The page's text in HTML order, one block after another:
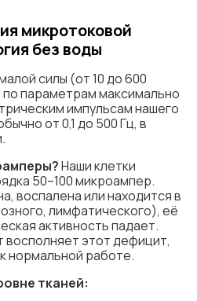
микротоковой
без воды
силы (от 10 до 600
параметрам максимально
импульсам нашего
от 0,1 до 500 Гц, в
Наши клетки
50–100 микроампер.
воспалена или находится в
лимфатического), её
активность падает.
этот дефицит,
нормальной работе.
тканей: